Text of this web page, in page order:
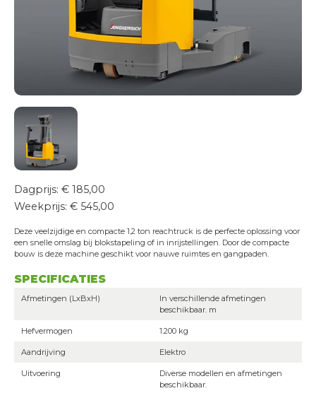
Onderhoud & keuring
24/7 Servicedienst
Projecten
Vacatures
Certificeringen
Erkend leerbedrijf
Duurzaam ondernemen
Contact
Dagprijs: € 185,00
Weekprijs: € 545,00
Deze veelzijdige en compacte 1,2 ton reachtruck is de perfecte oplossing voor
een snelle omslag bij blokstapeling of in inrijstellingen. Door de compacte
bouw is deze machine geschikt voor nauwe ruimtes en gangpaden.
SPECIFICATIES
Afmetingen (LxBxH)
In verschillende afmetingen
beschikbaar. m
Hefvermogen 1.200 kg
Aandrijving Elektro
Uitvoering
Diverse modellen en afmetingen
beschikbaar.